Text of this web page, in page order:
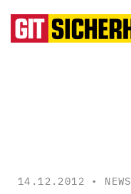
14.12.2012 • NEWS